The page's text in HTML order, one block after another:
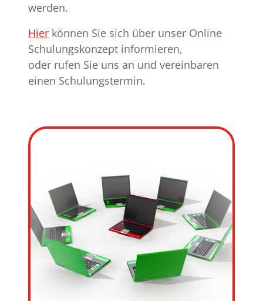
werden.
Hier können Sie sich über unser Online
Schulungskonzept informieren,
oder rufen Sie uns an und vereinbaren
einen Schulungstermin.